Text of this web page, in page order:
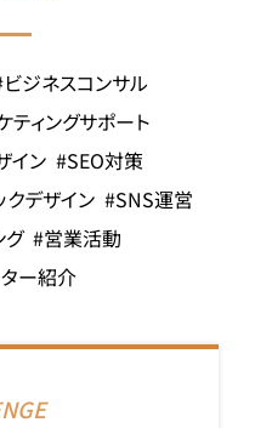
ビジネスコンサル
ティングサポート
イン #SEO対策
クデザイン #SNS運営
グ #営業活動
ー紹介